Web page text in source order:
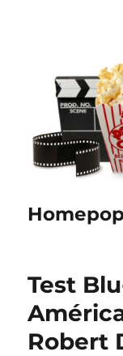
Test
Robert